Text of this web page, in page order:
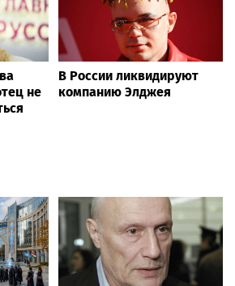
не
В России ликвидируют
компанию Элджея